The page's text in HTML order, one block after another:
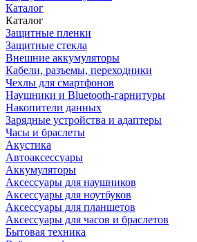
Каталог
Каталог
Защитные пленки
Защитные стекла
Внешние аккумуляторы
Кабели, разъемы, переходники
Чехлы для смартфонов
Наушники и Bluetooth-гарнитуры
Накопители данных
Зарядные устройства и адаптеры
Часы и браслеты
Акустика
Автоаксессуары
Аккумуляторы
Аксессуары для наушников
Аксессуары для ноутбуков
Аксессуары для планшетов
Аксессуары для часов и браслетов
Бытовая техника